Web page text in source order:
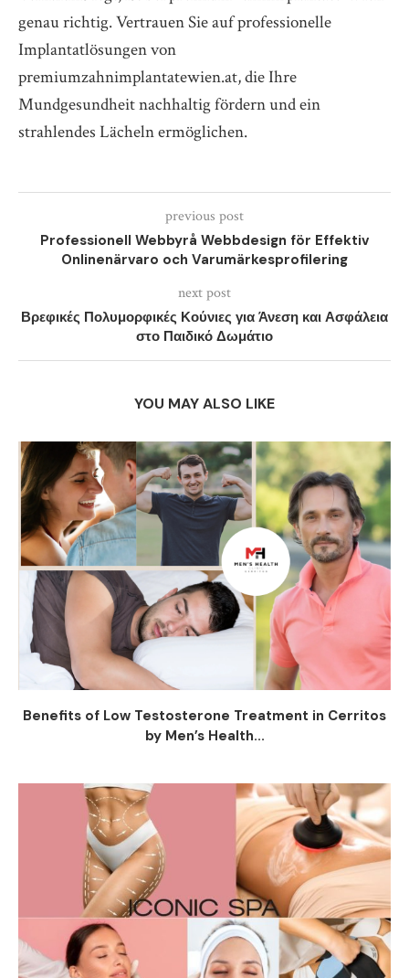
genau richtig. Vertrauen Sie auf professionelle
Implantatlösungen von
premiumzahnimplantatewien.at, die Ihre
Mundgesundheit nachhaltig fördern und ein
strahlendes Lächeln ermöglichen.
previous post
Professionell Webbyrå Webbdesign för Effektiv
Onlinenärvaro och Varumärkesprofilering
next post
Βρεφικές Πολυμορφικές Κούνιες για Άνεση και Ασφάλεια
στο Παιδικό Δωμάτιο
YOU MAY ALSO LIKE
Benefits of Low Testosterone Treatment in Cerritos
by Men’s Health...